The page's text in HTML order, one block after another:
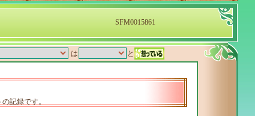
SFM0015861
は と
記録です。